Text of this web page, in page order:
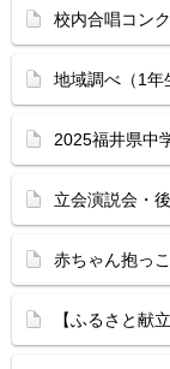
校内合唱コン
地域調べ（1年
2025福井県中
立会演説会・
赤ちゃん抱っ
【ふるさと献